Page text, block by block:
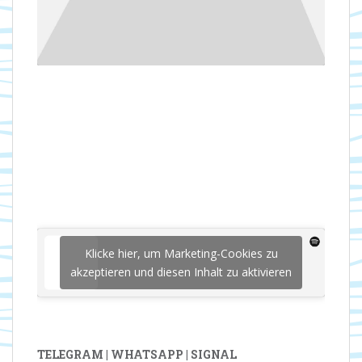
Klicke hier, um Marketing-Cookies zu
akzeptieren und diesen Inhalt zu aktivieren
TELEGRAM | WHATSAPP | SIGNAL